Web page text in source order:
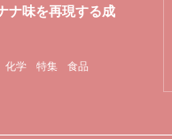
化学 特集 食品
味を再現する成